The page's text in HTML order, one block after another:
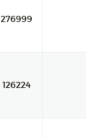
276999
126224